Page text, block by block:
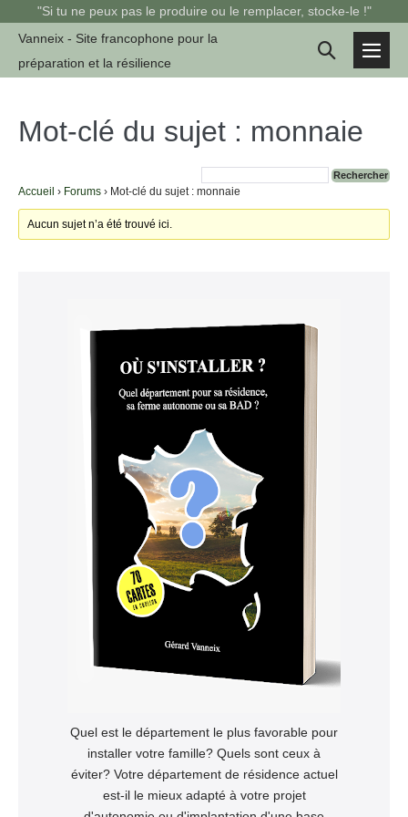
Sauter
contenu
"Si tu ne peux pas le produire ou le remplacer, stocke-le !"
Vanneix - Site francophone pour la
préparation et la résilience
Basculer
la
Mot-clé du sujet : monnaie
Accueil › Forums › Mot-clé du sujet : monnaie
Aucun sujet n’a été trouvé ici.
Quel est le département le plus favorable pour
installer votre famille? Quels sont ceux à
éviter? Votre département de résidence actuel
est-il le mieux adapté à votre projet